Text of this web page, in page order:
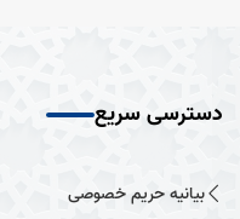
دسترسی سریع
بیانیه حریم خصوصی